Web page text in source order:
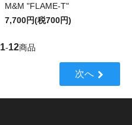
M&M "FLAME-T"
7,700円(税700円)
1-12商品
次へ